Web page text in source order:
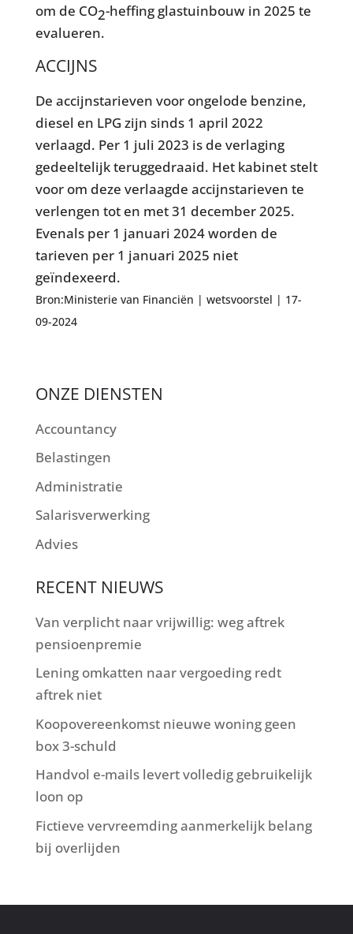
om de CO2-heffing glastuinbouw in 2025 te
evalueren.
ACCIJNS
De accijnstarieven voor ongelode benzine,
diesel en LPG zijn sinds 1 april 2022
verlaagd. Per 1 juli 2023 is de verlaging
gedeeltelijk teruggedraaid. Het kabinet stelt
voor om deze verlaagde accijnstarieven te
verlengen tot en met 31 december 2025.
Evenals per 1 januari 2024 worden de
tarieven per 1 januari 2025 niet
geïndexeerd.
Bron:Ministerie van Financiën | wetsvoorstel | 17-
09-2024
ONZE DIENSTEN
Accountancy
Belastingen
Administratie
Salarisverwerking
Advies
RECENT NIEUWS
Van verplicht naar vrijwillig: weg aftrek
pensioenpremie
Lening omkatten naar vergoeding redt
aftrek niet
Koopovereenkomst nieuwe woning geen
box 3-schuld
Handvol e-mails levert volledig gebruikelijk
loon op
Fictieve vervreemding aanmerkelijk belang
bij overlijden